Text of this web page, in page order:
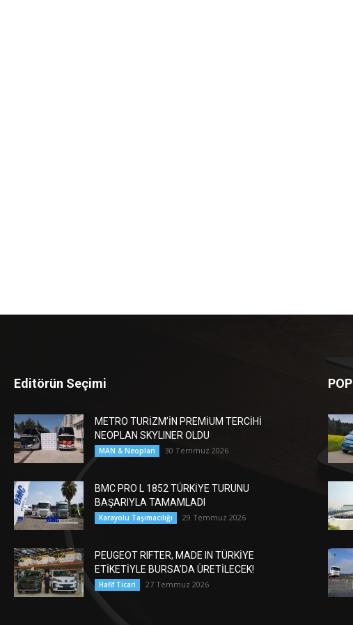
Editörün Seçimi
METRO TURİZM’İN PREMİUM TERCİHİ
NEOPLAN SKYLINER OLDU
MAN & Neoplan 30 Temmuz 2026
BMC PRO L 1852 TÜRKİYE TURUNU
BAŞARIYLA TAMAMLADI
Karayolu Taşımacılığı 29 Temmuz 2026
PEUGEOT RIFTER, MADE IN TÜRKİYE
ETİKETİYLE BURSA’DA ÜRETİLECEK!
Hafif Ticari 27 Temmuz 2026